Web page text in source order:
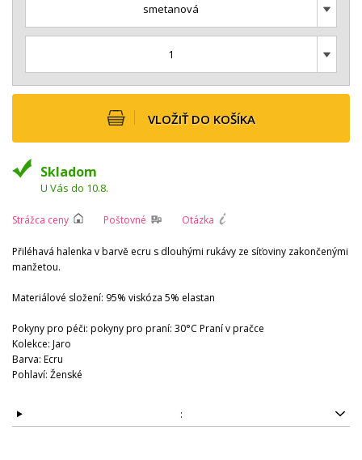
smetanová
1
VLOŽIŤ DO KOŠÍKA
Skladom
U Vás do 10.8.
Strážca ceny Poštovné Otázka
Přiléhavá halenka v barvě ecru s dlouhými rukávy ze síťoviny zakončenými
manžetou.
Materiálové složení: 95% viskóza 5% elastan
Pokyny pro péči: pokyny pro praní: 30°C Praní v pračce
Kolekce: Jaro
Barva: Ecru
Pohlaví: Ženské
: